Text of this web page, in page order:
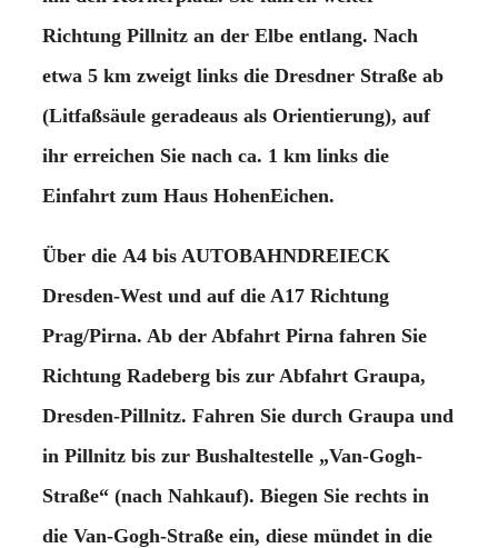
Richtung Pillnitz an der Elbe entlang. Nach
etwa 5 km zweigt links die Dresdner Straße ab
(Litfaßsäule geradeaus als Orientierung), auf
ihr erreichen Sie nach ca. 1 km links die
Einfahrt zum Haus HohenEichen.
Über die A4 bis AUTOBAHNDREIECK
Dresden-West und auf die A17 Richtung
Prag/Pirna. Ab der Abfahrt Pirna fahren Sie
Richtung Radeberg bis zur Abfahrt Graupa,
Dresden-Pillnitz. Fahren Sie durch Graupa und
in Pillnitz bis zur Bushaltestelle „Van-Gogh-
Straße“ (nach Nahkauf). Biegen Sie rechts in
die Van-Gogh-Straße ein, diese mündet in die